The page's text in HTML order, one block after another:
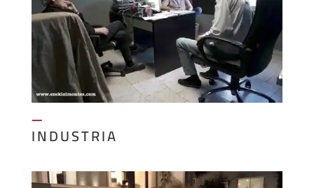
—
INDUSTRIA